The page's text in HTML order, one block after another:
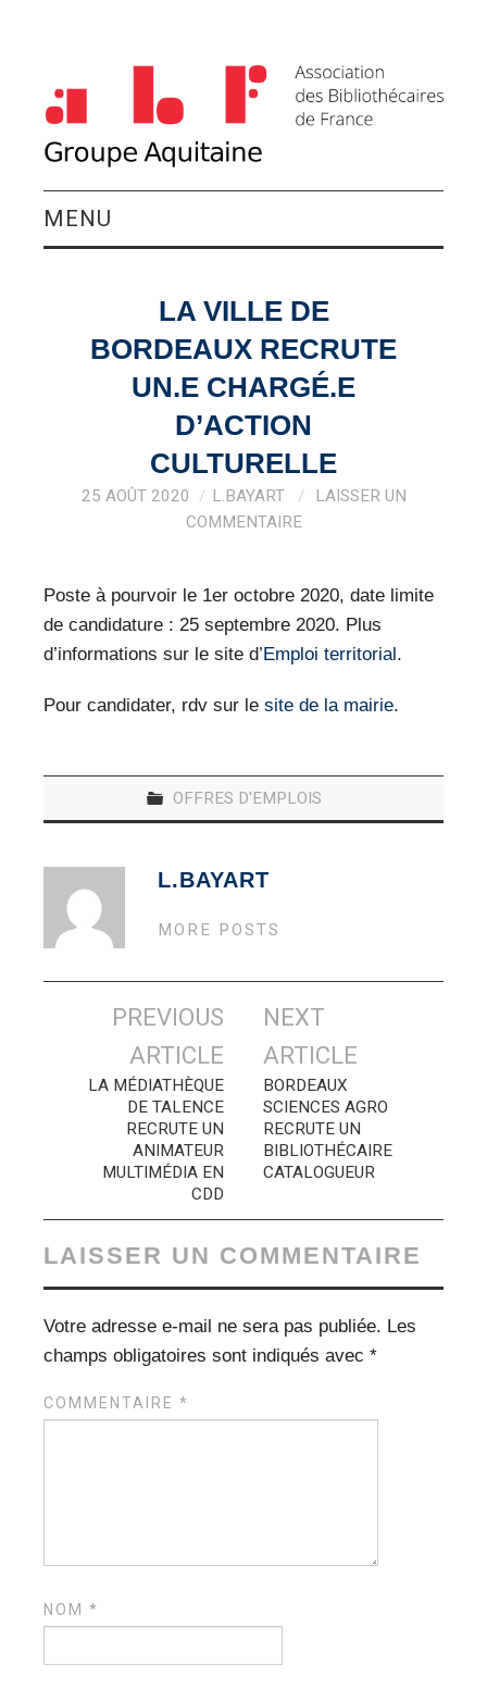
MENU
ACTIVITÉS DU
GROUPE
VEILLE PRO
OFFRES D’EMPLOIS
LA VILLE DE
BORDEAUX RECRUTE
UN.E CHARGÉ.E
D’ACTION
CULTURELLE
25 AOÛT 2020 L.BAYART
LAISSER UN
COMMENTAIRE
Poste à pourvoir le 1er octobre 2020, date limite
de candidature : 25 septembre 2020. Plus
d’informations sur le site d’Emploi territorial.
Pour candidater, rdv sur lesite de la mairie.
OFFRES D'EMPLOIS
L.BAYART
MORE POSTS
Navigation
articles
PREVIOUS
ARTICLE
LA MÉDIATHÈQUE
DE TALENCE
RECRUTE UN
ANIMATEUR
MULTIMÉDIA EN
CDD
NEXT
ARTICLE
BORDEAUX
SCIENCES AGRO
RECRUTE UN
BIBLIOTHÉCAIRE
CATALOGUEUR
LAISSER UN COMMENTAIRE
Votre adresse e-mail ne sera pas publiée. Les
champs obligatoires sont indiqués avec*
COMMENTAIRE*
NOM*